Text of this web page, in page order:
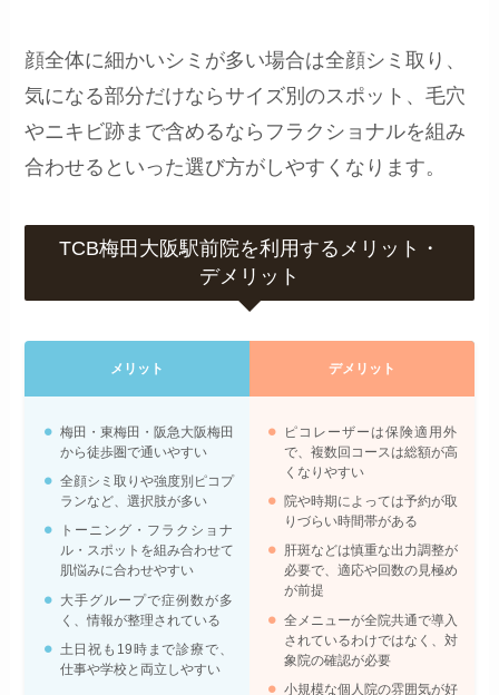
顔全体に細かいシミが多い場合は全顔シミ取り、
気になる部分だけならサイズ別のスポット、毛穴
やニキビ跡まで含めるならフラクショナルを組み
合わせるといった選び方がしやすくなります。
TCB梅田大阪駅前院を利用するメリット・
デメリット
メリット デメリット
梅田・東梅田・阪急大阪梅田
から徒歩圏で通いやすい
全顔シミ取りや強度別ピコプ
ランなど、選択肢が多い
トーニング・フラクショナ
ル・スポットを組み合わせて
肌悩みに合わせやすい
大手グループで症例数が多
く、情報が整理されている
土日祝も19時まで診療で、
仕事や学校と両立しやすい
ピコレーザーは保険適用外
で、複数回コースは総額が高
くなりやすい
院や時期によっては予約が取
りづらい時間帯がある
肝斑などは慎重な出力調整が
必要で、適応や回数の見極め
が前提
全メニューが全院共通で導入
されているわけではなく、対
象院の確認が必要
小規模な個人院の雰囲気が好